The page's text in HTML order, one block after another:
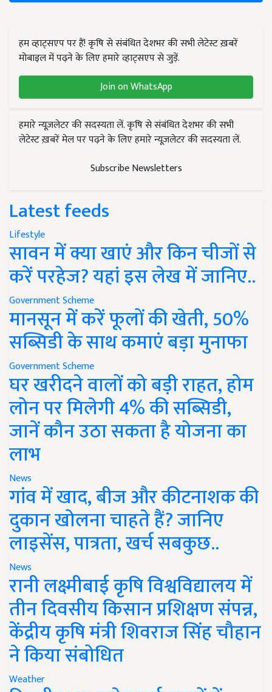
हम व्हाट्सएप पर हैं! कृषि से संबंधित देशभर की सभी लेटेस्ट ख़बरें
मोबाइल में पढ़ने के लिए हमारे व्हाट्सएप से जुड़ें.
Join on WhatsApp
हमारे न्यूज़लेटर की सदस्यता लें. कृषि से संबंधित देशभर की सभी
लेटेस्ट ख़बरें मेल पर पढ़ने के लिए हमारे न्यूज़लेटर की सदस्यता लें.
Subscribe Newsletters
Latest feeds
Lifestyle
सावन में क्या खाएं और किन चीजों से
करें परहेज? यहां इस लेख में जानिए..
Government Scheme
मानसून में करें फूलों की खेती, 50%
सब्सिडी के साथ कमाएं बड़ा मुनाफा
Government Scheme
घर खरीदने वालों को बड़ी राहत, होम
लोन पर मिलेगी 4% की सब्सिडी,
जानें कौन उठा सकता है योजना का
लाभ
News
गांव में खाद, बीज और कीटनाशक की
दुकान खोलना चाहते हैं? जानिए
लाइसेंस, पात्रता, खर्च सबकुछ..
News
रानी लक्ष्मीबाई कृषि विश्वविद्यालय में
तीन दिवसीय किसान प्रशिक्षण संपन्न,
केंद्रीय कृषि मंत्री शिवराज सिंह चौहान
ने किया संबोधित
Weather